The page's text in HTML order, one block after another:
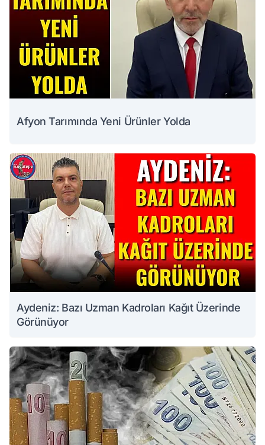
Afyon Tarımında Yeni Ürünler Yolda
Aydeniz: Bazı Uzman Kadroları Kağıt Üzerinde
Görünüyor